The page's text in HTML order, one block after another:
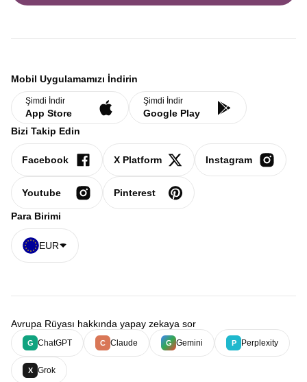
Mobil Uygulamamızı İndirin
Şimdi İndir
App Store
Şimdi İndir
Google Play
Bizi Takip Edin
Facebook X Platform Instagram
Youtube Pinterest
Para Birimi
EUR
Avrupa Rüyası hakkında yapay zekaya sor
G ChatGPT C Claude G Gemini P Perplexity
X Grok